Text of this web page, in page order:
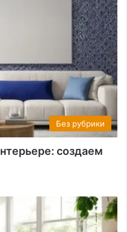
Без рубрики
создаем